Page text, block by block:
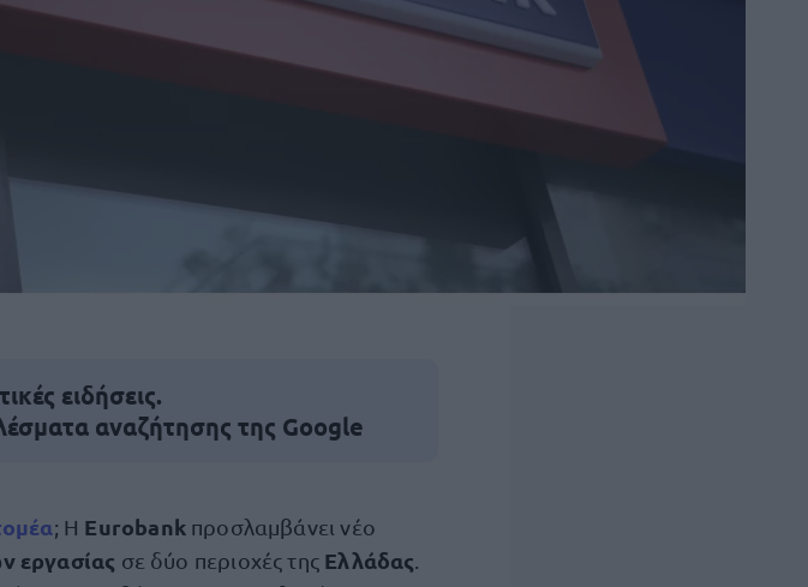
ειδήσεις.
αναζήτησης της Google
; Η Eurobank προσλαμβάνει νέο
εργασίας σε δύο περιοχές της Ελλάδας